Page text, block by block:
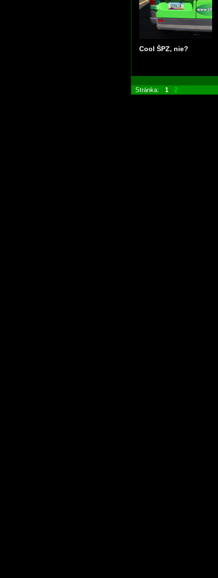
Cool ŠPZ, nie?
Stránka: 1 2